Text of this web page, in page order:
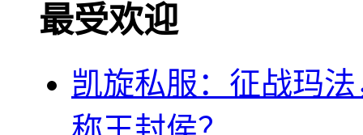
最受欢迎
凯旋私服：征战玛